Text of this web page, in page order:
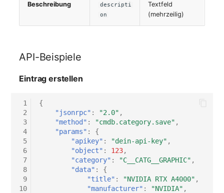
Beschreibung
descripti
on
Textfeld
(mehrzeilig)
API-Beispiele
Eintrag erstellen
1
2
3
4
5
6
7
8
9
10
{
"jsonrpc" : "2.0" ,
"method" : "cmdb.category.save" ,
"params" :
{
"apikey" : "dein-api-key" ,
"object" : 123,
"category" : "C__CATG__GRAPHIC" ,
"data" :
{
"title" : "NVIDIA RTX A4000" ,
"manufacturer" : "NVIDIA" ,